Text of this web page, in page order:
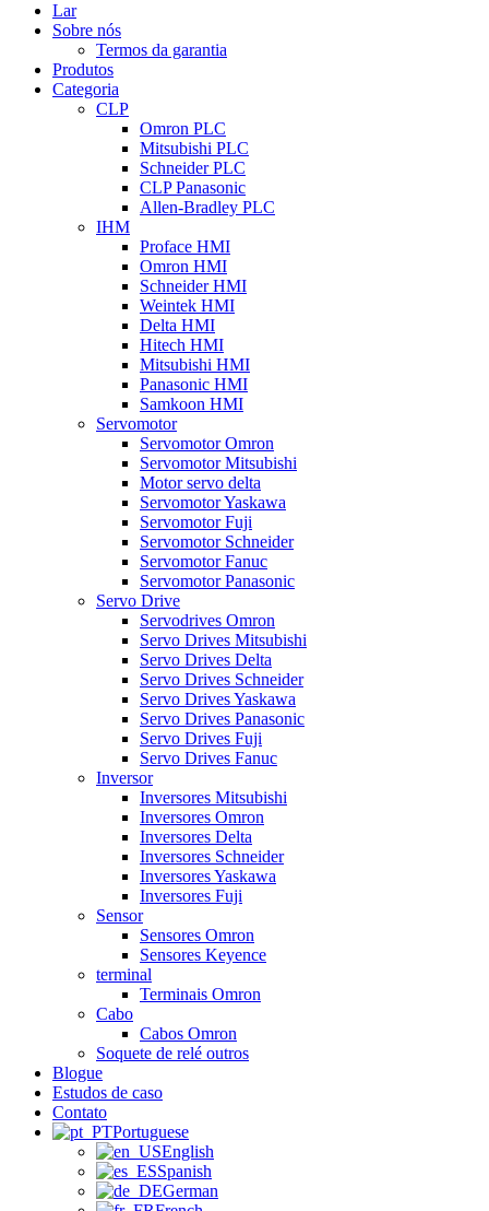
Lar
Sobre nós
Termos da garantia
Produtos
Categoria
CLP
Omron PLC
Mitsubishi PLC
Schneider PLC
CLP Panasonic
Allen-Bradley PLC
IHM
Proface HMI
Omron HMI
Schneider HMI
Weintek HMI
Delta HMI
Hitech HMI
Mitsubishi HMI
Panasonic HMI
Samkoon HMI
Servomotor
Servomotor Omron
Servomotor Mitsubishi
Motor servo delta
Servomotor Yaskawa
Servomotor Fuji
Servomotor Schneider
Servomotor Fanuc
Servomotor Panasonic
Servo Drive
Servodrives Omron
Servo Drives Mitsubishi
Servo Drives Delta
Servo Drives Schneider
Servo Drives Yaskawa
Servo Drives Panasonic
Servo Drives Fuji
Servo Drives Fanuc
Inversor
Inversores Mitsubishi
Inversores Omron
Inversores Delta
Inversores Schneider
Inversores Yaskawa
Inversores Fuji
Sensor
Sensores Omron
Sensores Keyence
terminal
Terminais Omron
Cabo
Cabos Omron
Soquete de relé outros
Blogue
Estudos de caso
Contato
Portuguese
English
Spanish
German